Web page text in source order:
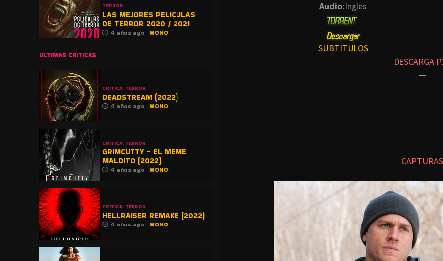
Audio:Ingles
SUBTITULOS
DESCARGA
—
CAPTURAS
TERROR
LAS MEJORES PELICULAS
DE TERROR 2020 / 2021
4 años ago MONO
ULTIMAS CRITICAS
CRITICA TERROR
DEADSTREAM (2022)
4 años ago MONO
CRITICA TERROR
GRIMCUTTY – EL MEME
MALDITO (2022)
4 años ago MONO
CRITICA TERROR
HELLRAISER REMAKE (2022)
4 años ago MONO